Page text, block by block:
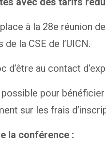
à la 28e réunion
la CSE de l’UICN.
d’être au contact
pour
sur les frais
la conférence :